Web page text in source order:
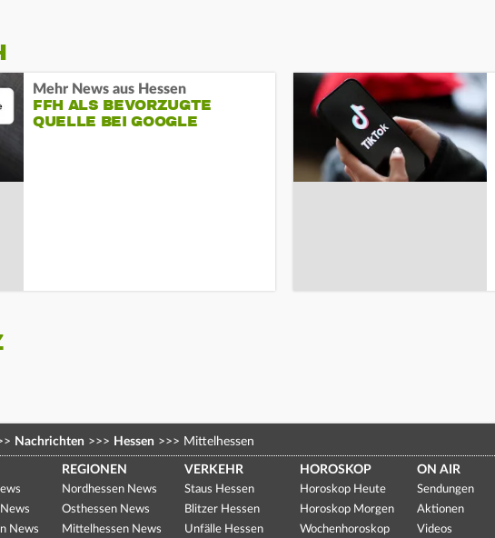
Mehr News aus Hessen
FFH ALS BEVORZUGTE
QUELLE BEI GOOGLE
Nachrichten >>> Hessen >>> Mittelhessen
News
REGIONEN
Nordhessen News
Osthessen News
Mittelhessen News
VERKEHR
Staus Hessen
Blitzer Hessen
Unfälle Hessen
HOROSKOP
Horoskop Heute
Horoskop Morgen
Wochenhoroskop
ON AIR
Sendungen
Aktionen
Videos